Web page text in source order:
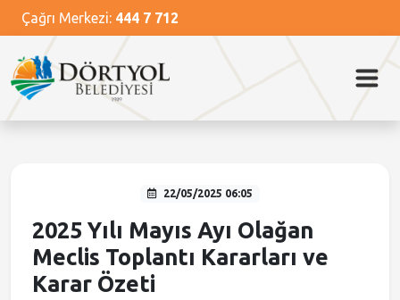
Çağrı Merkezi: 444 7 712
Ana Menü
Kurumsal
Belediye Meclisi
Başkan Yardımcıları
Müdürlükler
Ana Menü
Dörtyol
Dörtyol Tarihi
Foto Galeri
Önemli Mekanlar
Ana Menü
Başkan
Başkanın Özgeçmişi
Ana Menü
Hizmetlerimiz
Nikah İşlemleri
Temizlik Hizmetleri
Veterinerlik Hizmetleri
Ana Menü
Güncel
Haberler
Medya Haberleri
Duyurular
22/05/2025 06:05
2025 Yılı Mayıs Ayı Olağan
Meclis Toplantı Kararları ve
Karar Özeti